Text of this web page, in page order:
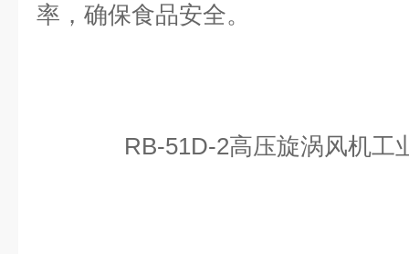
率，确保食品安全。
RB-51D-2高压旋涡风机工